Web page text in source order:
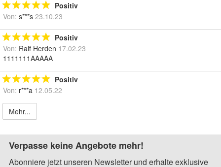
Positiv
Von: s***s 23.10.23
Positiv
Von: Ralf Herden 17.02.23
1111111AAAAA
Positiv
Von: r***a 12.05.22
Mehr...
Verpasse keine Angebote mehr!
Abonniere jetzt unseren Newsletter und erhalte exklusive